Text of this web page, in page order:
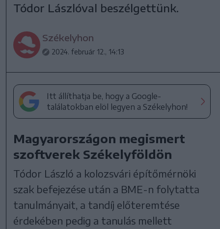
Tódor Lászlóval beszélgettünk.
Székelyhon
2024. február 12., 14:13
Itt állíthatja be, hogy a Google-
találatokban elöl legyen a Székelyhon!
Magyarországon megismert
szoftverek Székelyföldön
Tódor László a kolozsvári építőmérnöki
szak befejezése után a BME-n folytatta
tanulmányait, a tandíj előteremtése
érdekében pedig a tanulás mellett